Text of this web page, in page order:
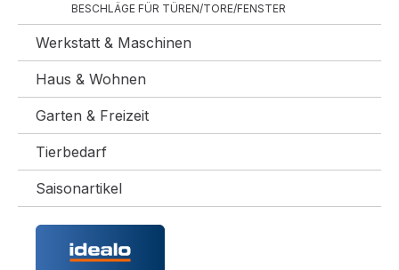
BESCHLÄGE FÜR TÜREN/TORE/FENSTER
Werkstatt & Maschinen
Haus & Wohnen
Garten & Freizeit
Tierbedarf
Saisonartikel